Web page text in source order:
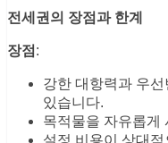
전세권의 장점과 한계
장점 :
강한 대항력과 우
있습니다.
목적물을 자유롭게
설정 비용이 상대